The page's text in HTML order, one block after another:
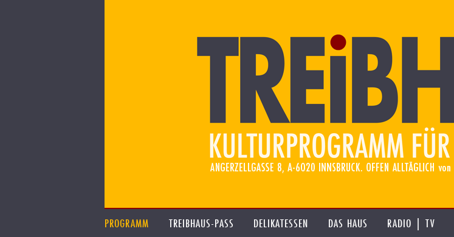
PROGRAMM TREIBHAUS-PASS DELIKATESSEN DAS HAUS RADIO | TV